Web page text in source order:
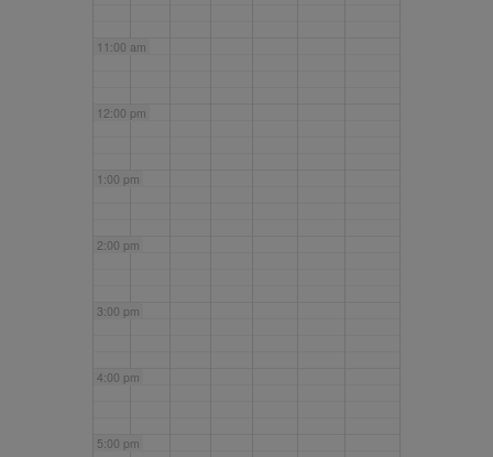
11:00 am
12:00 pm
1:00 pm
2:00 pm
3:00 pm
4:00 pm
5:00 pm